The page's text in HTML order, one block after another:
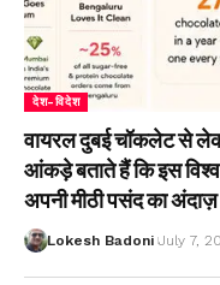
देश-विदेश
वायरल दुबई चॉकलेट से
आंकड़े बताते हैं कि इस
अपनी मीठी पसंद का अंदाज़
Lokesh Badoni July 7,